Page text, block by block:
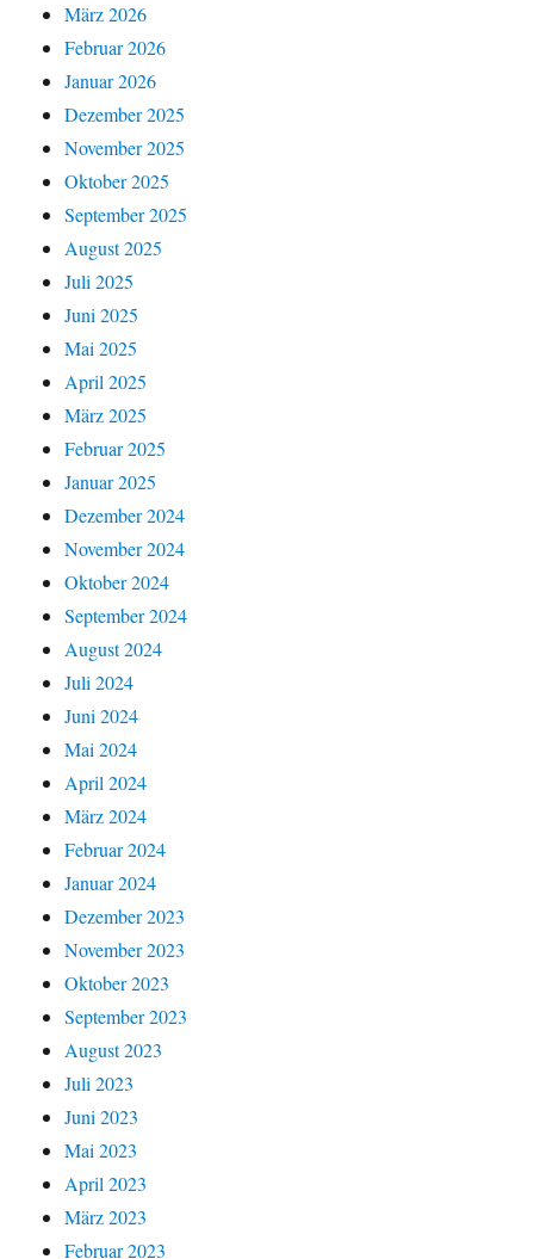
März 2026
Februar 2026
Januar 2026
Dezember 2025
November 2025
Oktober 2025
September 2025
August 2025
Juli 2025
Juni 2025
Mai 2025
April 2025
März 2025
Februar 2025
Januar 2025
Dezember 2024
November 2024
Oktober 2024
September 2024
August 2024
Juli 2024
Juni 2024
Mai 2024
April 2024
März 2024
Februar 2024
Januar 2024
Dezember 2023
November 2023
Oktober 2023
September 2023
August 2023
Juli 2023
Juni 2023
Mai 2023
April 2023
März 2023
Februar 2023